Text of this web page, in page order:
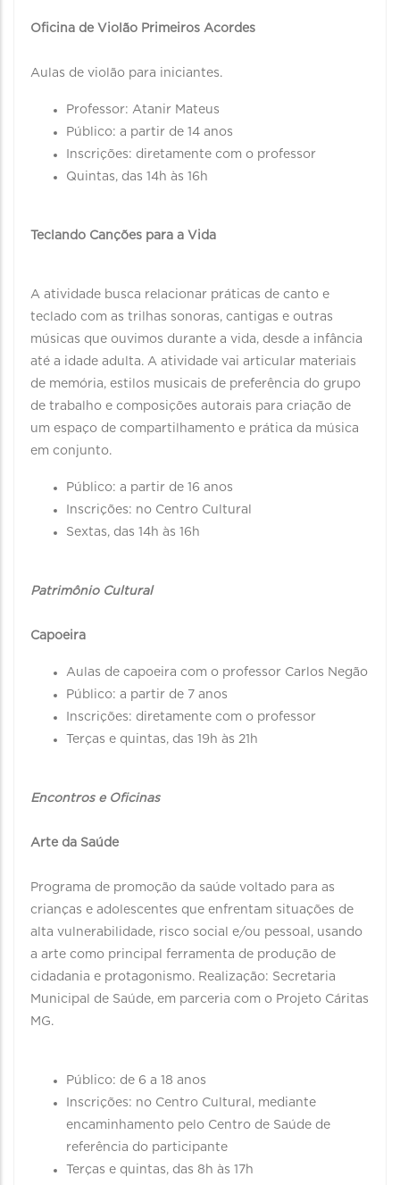
Oficina de Violão Primeiros Acordes
Aulas de violão para iniciantes.
Professor: Atanir Mateus
Público: a partir de 14 anos
Inscrições: diretamente com o professor
Quintas, das 14h às 16h
Teclando Canções para a Vida
A atividade busca relacionar práticas de canto e
teclado com as trilhas sonoras, cantigas e outras
músicas que ouvimos durante a vida, desde a infância
até a idade adulta. A atividade vai articular materiais
de memória, estilos musicais de preferência do grupo
de trabalho e composições autorais para criação de
um espaço de compartilhamento e prática da música
em conjunto.
Público: a partir de 16 anos
Inscrições: no Centro Cultural
Sextas, das 14h às 16h
Patrimônio Cultural
Capoeira
Aulas de capoeira com o professor Carlos Negão
Público: a partir de 7 anos
Inscrições: diretamente com o professor
Terças e quintas, das 19h às 21h
Encontros e Oficinas
Arte da Saúde
Programa de promoção da saúde voltado para as
crianças e adolescentes que enfrentam situações de
alta vulnerabilidade, risco social e/ou pessoal, usando
a arte como principal ferramenta de produção de
cidadania e protagonismo. Realização: Secretaria
Municipal de Saúde, em parceria com o Projeto Cáritas
MG.
Público: de 6 a 18 anos
Inscrições: no Centro Cultural, mediante
encaminhamento pelo Centro de Saúde de
referência do participante
Terças e quintas, das 8h às 17h